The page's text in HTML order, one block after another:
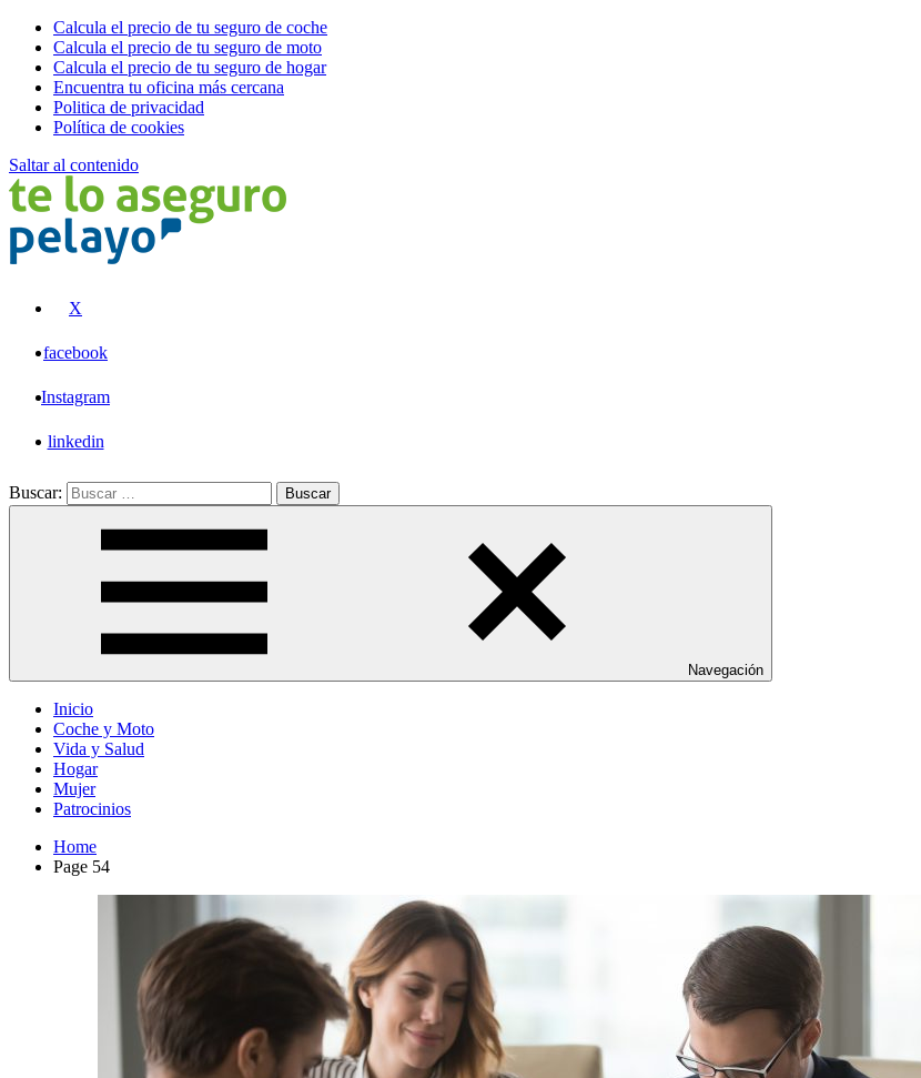
Calcula el precio de tu seguro de coche
Calcula el precio de tu seguro de moto
Calcula el precio de tu seguro de hogar
Encuentra tu oficina más cercana
Politica de privacidad
Política de cookies
Saltar al contenido
Pelayo
X
facebook
Instagram
linkedin
Buscar: Buscar
Navegación
Inicio
Coche y Moto
Vida y Salud
Hogar
Mujer
Patrocinios
Home
Page 54